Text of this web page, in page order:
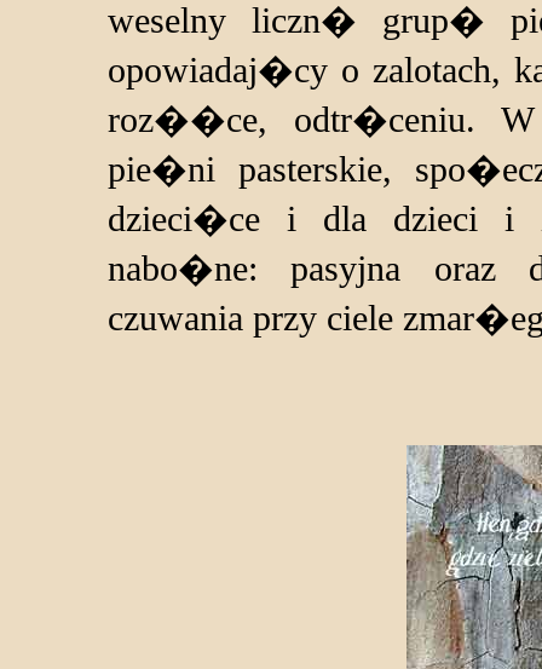
weselny liczn� grup�
opowiadaj�cy o zalotach,
roz��ce, odtr�ceniu. W
pie�ni pasterskie,
dzieci�ce i dla dzieci
nabo�ne: pasyjna oraz
czuwania przy ciele